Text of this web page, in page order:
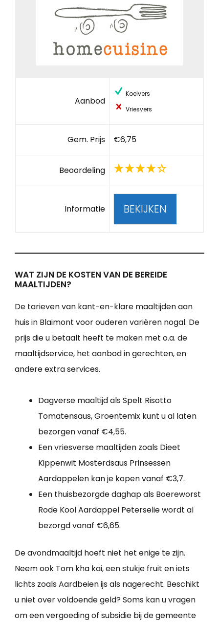
Aanbod
Koelvers
Vriesvers
Gem. Prijs €6,75
Beoordeling
Informatie BEKIJKEN
WAT ZIJN DE KOSTEN VAN DE BEREIDE
MAALTIJDEN?
De tarieven van kant-en-klare maaltijden aan
huis in Blaimont voor ouderen variëren nogal. De
prijs die u betaalt heeft te maken met o.a. de
maaltijdservice, het aanbod in gerechten, en
andere extra services.
Dagverse maaltijd als Spelt Risotto
Tomatensaus, Groentemix kunt u al laten
bezorgen vanaf €4,55.
Een vriesverse maaltijden zoals Dieet
Kippenwit Mosterdsaus Prinsessen
Aardappelen kan je kopen vanaf €3,7.
Een thuisbezorgde daghap als Boereworst
Rode Kool Aardappel Peterselie wordt al
bezorgd vanaf €6,65.
De avondmaaltijd hoeft niet het enige te zijn.
Neem ook Tom kha kai, een stukje fruit en iets
lichts zoals Aardbeien ijs als nagerecht. Beschikt
u niet over voldoende geld? Soms kan u vragen
om een vergoeding of subsidie bij de gemeente